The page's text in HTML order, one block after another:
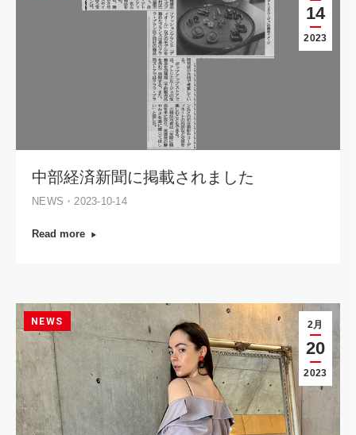
14
2023
中部経済新聞に掲載されました
NEWS・2023-10-14
Read more
NEWS 2月
20
2023